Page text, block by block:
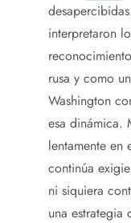
interpretaron
rusa y como
Washington
esa dinámica.
lentamente en
continúa
ni siquiera
una estrategia